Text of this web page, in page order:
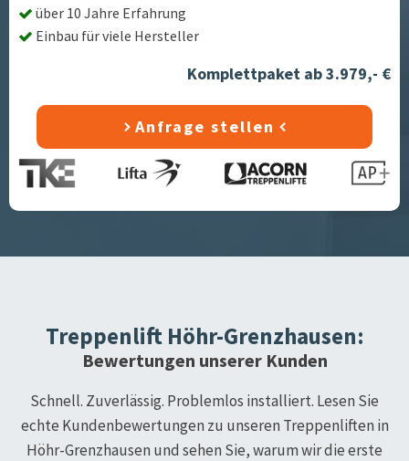
über 10 Jahre Erfahrung
Einbau für viele Hersteller
Komplettpaket ab 3.979,- €
Anfrage stellen
Treppenlift Höhr-Grenzhausen:
Bewertungen unserer Kunden
Schnell. Zuverlässig. Problemlos installiert. Lesen Sie
echte Kundenbewertungen zu unseren Treppenliften in
Höhr-Grenzhausen und sehen Sie, warum wir die erste